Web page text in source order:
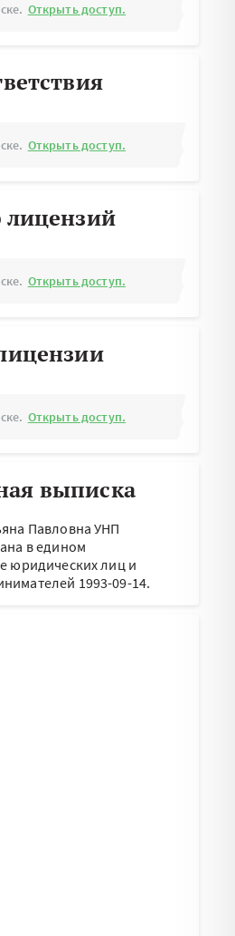
Открыть доступ.
Открыть доступ.
лицензий
Открыть доступ.
Открыть доступ.
выписка
Павловна УНП
в едином
юридических лиц и
1993-09-14.